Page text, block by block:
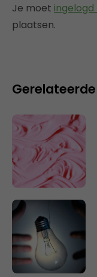
Je moet ingelogd
plaatsen.